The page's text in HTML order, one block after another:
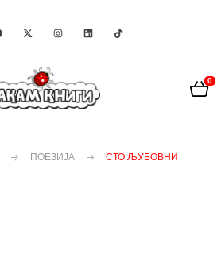
0
ПОЕЗИЈА
СТО ЉУБОВНИ